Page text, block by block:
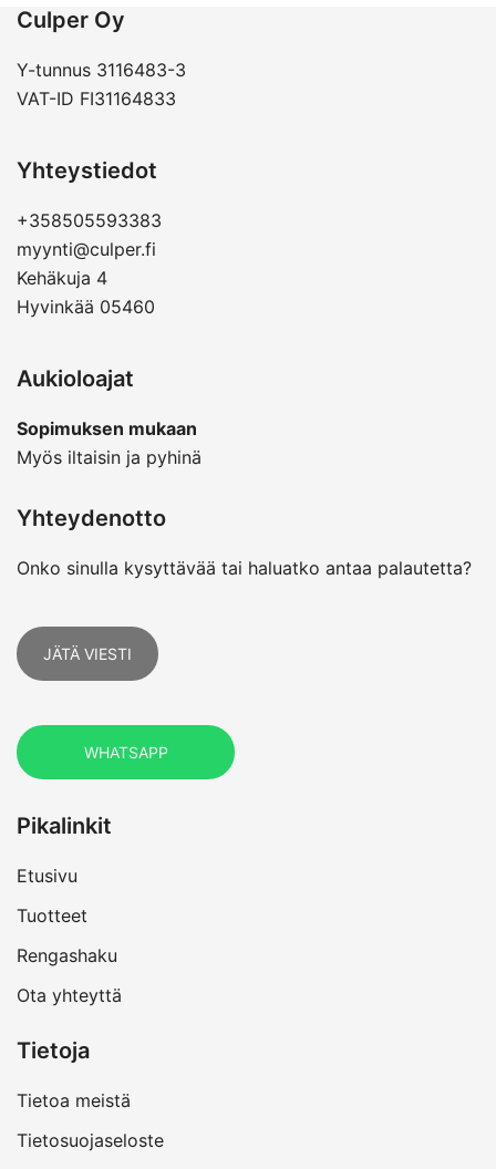
Culper Oy
Y-tunnus 3116483-3
VAT-ID FI31164833
Yhteystiedot
+358505593383
myynti@culper.fi
Kehäkuja 4
Hyvinkää 05460
Aukioloajat
Sopimuksen mukaan
Myös iltaisin ja pyhinä
Yhteydenotto
Onko sinulla kysyttävää tai haluatko antaa palautetta?
JÄTÄ VIESTI
WHATSAPP
Pikalinkit
Etusivu
Tuotteet
Rengashaku
Ota yhteyttä
Tietoja
Tietoa meistä
Tietosuojaseloste